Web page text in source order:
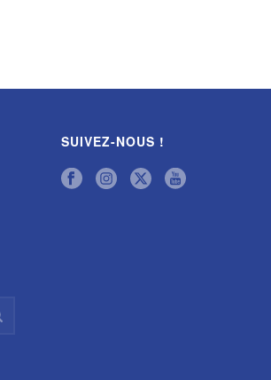
SUIVEZ-NOUS !